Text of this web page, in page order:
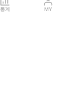
통계 MY